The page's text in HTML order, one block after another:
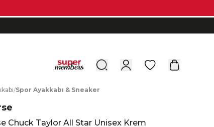
0
/Spor Ayakkabı & Sneaker
Chuck Taylor All Star Unisex Krem